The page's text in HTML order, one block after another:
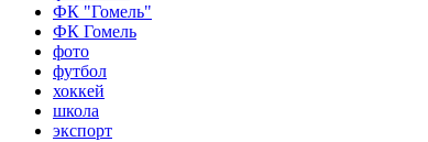
ФК "Гомель"
ФК Гомель
фото
футбол
хоккей
школа
экспорт